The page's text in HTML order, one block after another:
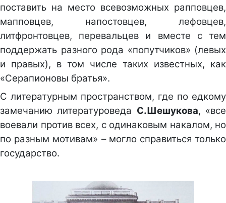
поставить на место всевозможных рапповцев,
мапповцев, напостовцев, лефовцев,
литфронтовцев, перевальцев и вместе с тем
поддержать разного рода «попутчиков» (левых
и правых), в том числе таких известных, как
«Серапионовы братья».
С литературным пространством, где по едкому
замечанию литературоведа С.Шешукова, «все
воевали против всех, с одинаковым накалом, но
по разным мотивам» – могло справиться только
государство.